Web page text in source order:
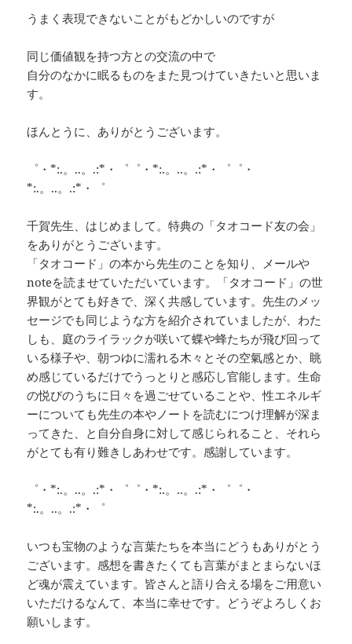
うまく表現できないことがもどかしいのですが
同じ価値観を持つ方との交流の中で
自分のなかに眠るものをまた見つけていきたいと思いま
す。
ほんとうに、ありがとうございます。
゜・*:.。..。.:*・゜゜・*:.。..。.:*・゜゜・
*:.。..。.:*・゜
千賀先生、はじめまして。特典の「タオコード友の会」
をありがとうございます。
「タオコード」の本から先生のことを知り、メールや
noteを読ませていただいています。「タオコード」の世
界観がとても好きで、深く共感しています。先生のメッ
セージでも同じような方を紹介されていましたが、わた
しも、庭のライラックが咲いて蝶や蜂たちが飛び回って
いる様子や、朝つゆに濡れる木々とその空氣感とか、眺
め感じているだけでうっとりと感応し官能します。生命
の悦びのうちに日々を過ごせていることや、性エネルギ
ーについても先生の本やノートを読むにつけ理解が深ま
ってきた、と自分自身に対して感じられること、それら
がとても有り難きしあわせです。感謝しています。
゜・*:.。..。.:*・゜゜・*:.。..。.:*・゜゜・
*:.。..。.:*・゜
いつも宝物のような言葉たちを本当にどうもありがとう
ございます。感想を書きたくても言葉がまとまらないほ
ど魂が震えています。皆さんと語り合える場をご用意い
いただけるなんて、本当に幸せです。どうぞよろしくお
願いします。